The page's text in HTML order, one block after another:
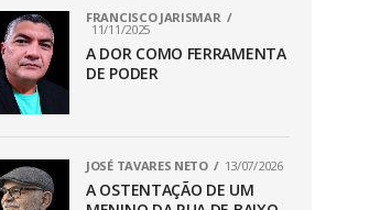
FRANCISCO JARISMAR
11/11/2025
A DOR COMO FERRAMENTA
DE PODER
JOSÉ TAVARES NETO 13/07/2026
A OSTENTAÇÃO DE UM